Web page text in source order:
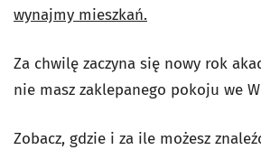
wynajmy mieszkań.
Za chwilę zaczyna się nowy rok
nie masz zaklepanego pokoju we
Zobacz, gdzie i za ile możesz